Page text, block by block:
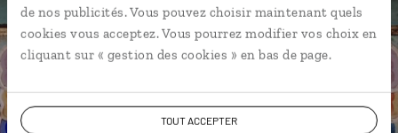
de nos publicités. Vous pouvez choisir maintenant quels
cookies vous acceptez. Vous pourrez modifier vos choix en
cliquant sur « gestion des cookies » en bas de page.
TOUT ACCEPTER
Hangzhou Région d'Anhui
Shanghai Tongli